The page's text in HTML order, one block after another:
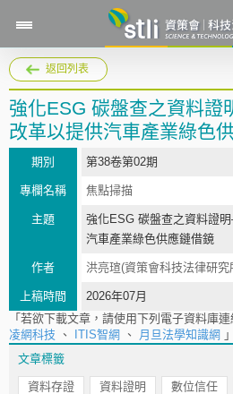
返回列表
強化ESG 碳盤查之資料
改革以提供汽車產業綠色
期別 第38卷第02期
專欄名稱 焦點掃描
主題
強化ESG 碳盤查之資料證
汽車產業綠色供應鏈借鏡
作者 洪亮瑄(資策會科技法律研
上稿時間
2026年07月
「若欲下載文章，請使用下列電子資料庫連
凌網科技 、 ITIS智網 、 月旦法學知識網 」
文章標籤
資料存證 資料證明 數位信任